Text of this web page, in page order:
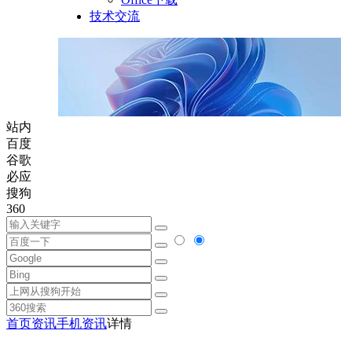
技术交流
站内
百度
谷歌
必应
搜狗
360
首页资讯手机资讯详情